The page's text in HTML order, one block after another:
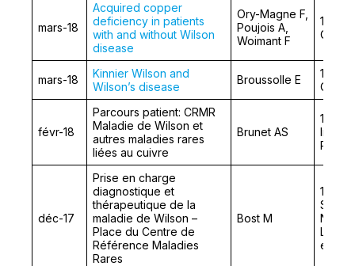
mars-18
Acquired copper
deficiency in patients
with and without Wilson
disease
Ory-Magne F,
Poujois A,
Woimant F
12th
mars-18
Kinnier Wilson and
Wilson’s disease
Broussolle E
12th
févr-18
Parcours patient: CRMR
Maladie de Wilson et
autres maladies rares
liées au cuivre
Brunet AS
Rares
déc-17
Prise en charge
diagnostique et
thérapeutique de la
maladie de Wilson –
Place du Centre de
Référence Maladies
Rares
Bost M
1ères
Les
en